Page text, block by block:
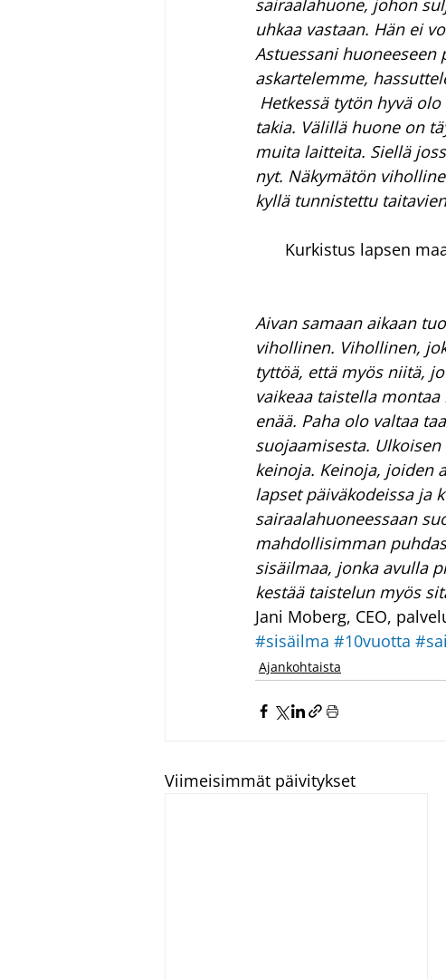
sairaalahuone, johon
uhkaa vastaan. Hän ei
Astuessani
askartelemme,
Hetkessä tytön hyvä
takia. Välillä huone on
muita laitteita. Siellä
nyt. Näkymätön
kyllä tunnistettu
Kurkistus lapsen
Aivan samaan aikaan
vihollinen. Vihollinen,
tyttöä, että myös niitä,
vaikeaa taistella
enää. Paha olo valtaa
suojaamisesta.
keinoja. Keinoja, joiden
lapset päiväkodeissa ja
sairaalahuoneessaan
mahdollisimman
sisäilmaa, jonka avulla
kestää taistelun myös
Jani Moberg, CEO,
#sisäilma #10vuotta
Ajankohtaista
Viimeisimmät päivitykset